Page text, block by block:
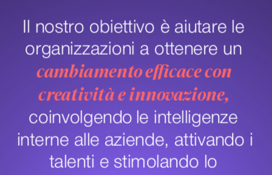
Il nostro obiettivo è aiutare le
cambiamento efficace con
coinvolgendo le intelligenze
interne alle aziende, attivando i
talenti e stimolando lo